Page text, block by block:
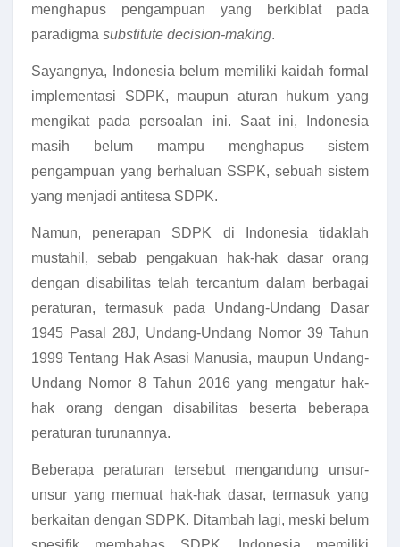
menghapus pengampuan yang berkiblat pada
paradigma substitute decision-making.
Sayangnya, Indonesia belum memiliki kaidah formal
implementasi SDPK, maupun aturan hukum yang
mengikat pada persoalan ini. Saat ini, Indonesia
masih belum mampu menghapus sistem
pengampuan yang berhaluan SSPK, sebuah sistem
yang menjadi antitesa SDPK.
Namun, penerapan SDPK di Indonesia tidaklah
mustahil, sebab pengakuan hak-hak dasar orang
dengan disabilitas telah tercantum dalam berbagai
peraturan, termasuk pada Undang-Undang Dasar
1945 Pasal 28J, Undang-Undang Nomor 39 Tahun
1999 Tentang Hak Asasi Manusia, maupun Undang-
Undang Nomor 8 Tahun 2016 yang mengatur hak-
hak orang dengan disabilitas beserta beberapa
peraturan turunannya.
Beberapa peraturan tersebut mengandung unsur-
unsur yang memuat hak-hak dasar, termasuk yang
berkaitan dengan SDPK. Ditambah lagi, meski belum